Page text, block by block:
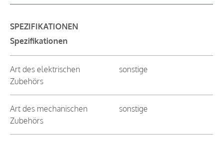
SPEZIFIKATIONEN
Spezifikationen
Art des elektrischen
Zubehörs
sonstige
Art des mechanischen
Zubehörs
sonstige